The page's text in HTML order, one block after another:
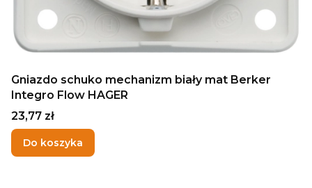
Gniazdo schuko mechanizm biały mat Berker
Integro Flow HAGER
Cena
23,77 zł
Do koszyka